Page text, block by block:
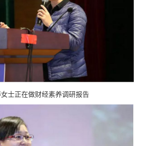
士正在做财经素养调研报告